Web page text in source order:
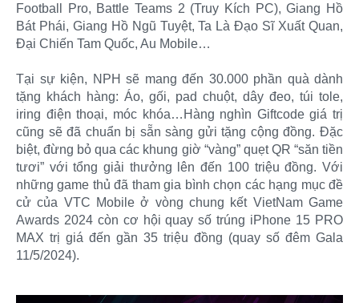
Football Pro, Battle Teams 2 (Truy Kích PC), Giang Hồ
Bát Phái, Giang Hồ Ngũ Tuyệt, Ta Là Đạo Sĩ Xuất Quan,
Đại Chiến Tam Quốc, Au Mobile…
Tại sự kiện, NPH sẽ mang đến 30.000 phần quà dành
tặng khách hàng: Áo, gối, pad chuột, dây đeo, túi tole,
iring điện thoại, móc khóa…Hàng nghìn Giftcode giá trị
cũng sẽ đã chuẩn bị sẵn sàng gửi tặng cộng đồng. Đặc
biệt, đừng bỏ qua các khung giờ “vàng” quẹt QR “săn tiền
tươi” với tổng giải thưởng lên đến 100 triệu đồng. Với
những game thủ đã tham gia bình chọn các hạng mục đề
cử của VTC Mobile ở vòng chung kết VietNam Game
Awards 2024 còn cơ hội quay số trúng iPhone 15 PRO
MAX trị giá đến gần 35 triệu đồng (quay số đêm Gala
11/5/2024).